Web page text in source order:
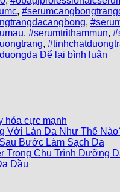
,
,
, #serumtrithammun,
,
Để lại bình luận
hóa cực mạnh
Với Làn Da Như Thế
Bước Làm Sạch Da
Trong Chu Trình Dưỡng
Dầu